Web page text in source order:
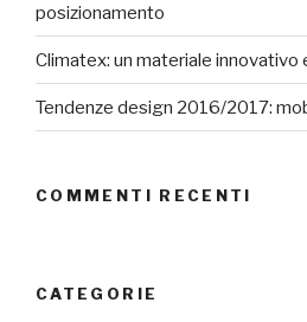
posizionamento
Climatex: un materiale
Tendenze design 2016/2017:
COMMENTI RECENTI
CATEGORIE